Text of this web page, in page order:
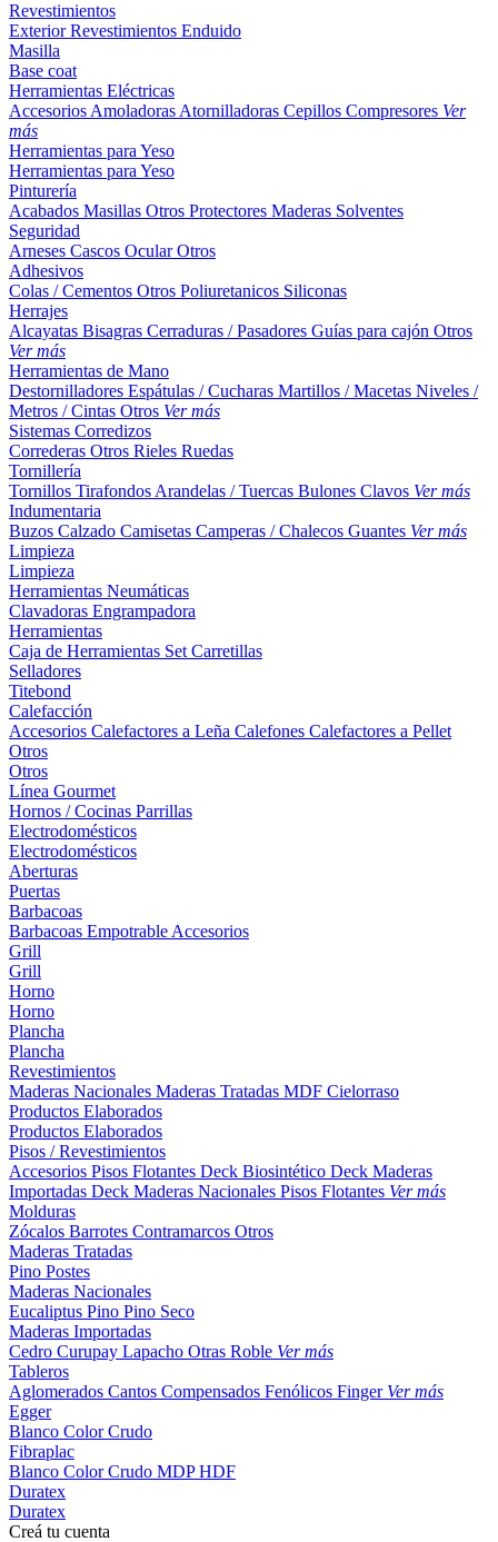
Revestimientos
ExteriorRevestimientos Enduido
Masilla
Base coat
Herramientas Eléctricas
Accesorios Amoladoras Atornilladoras Cepillos Compresores Ver
más
Herramientas para Yeso
Herramientas para Yeso
Pinturería
Acabados Masillas Otros Protectores Maderas Solventes
Seguridad
Arneses Cascos OcularOtros
Adhesivos
Colas / Cementos Otros Poliuretanicos Siliconas
Herrajes
Alcayatas Bisagras Cerraduras / Pasadores Guías para cajón Otros
Ver más
Herramientas de Mano
Destornilladores Espátulas / Cucharas Martillos / Macetas Niveles /
Metros / Cintas Otros Ver más
Sistemas Corredizos
Correderas Otros Rieles Ruedas
Tornillería
Tornillos Tirafondos Arandelas / Tuercas Bulones Clavos Ver más
Indumentaria
Buzos Calzado Camisetas Camperas / Chalecos Guantes Ver más
Limpieza
Limpieza
Herramientas Neumáticas
Clavadoras Engrampadora
Herramientas
Caja de Herramientas Set Carretillas
Selladores
Titebond
Calefacción
Accesorios Calefactores a Leña Calefones Calefactores a Pellet
Otros
Otros
Línea Gourmet
Hornos / Cocinas Parrillas
Electrodomésticos
Electrodomésticos
Aberturas
Puertas
Barbacoas
Barbacoas Empotrable Accesorios
Grill
Grill
Horno
Horno
Plancha
Plancha
Revestimientos
Maderas Nacionales Maderas Tratadas MDF Cielorraso
Productos Elaborados
Productos Elaborados
Pisos / Revestimientos
Accesorios Pisos Flotantes Deck Biosintético Deck Maderas
Importadas Deck Maderas Nacionales Pisos Flotantes Ver más
Molduras
Zócalos Barrotes Contramarcos Otros
Maderas Tratadas
Pino Postes
Maderas Nacionales
Eucaliptus Pino Pino Seco
Maderas Importadas
Cedro Curupay Lapacho Otras Roble Ver más
Tableros
Aglomerados Cantos Compensados Fenólicos Finger Ver más
Egger
Blanco ColorCrudo
Fibraplac
Blanco ColorCrudo MDPHDF
Duratex
Duratex
Creá tu cuenta